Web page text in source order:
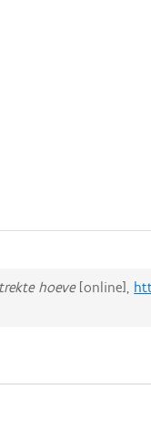
hoeve[online],